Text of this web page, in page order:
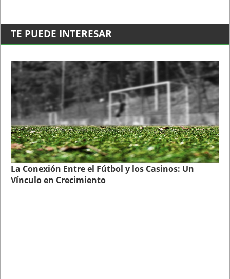
TE PUEDE INTERESAR
La Conexión Entre el Fútbol y los Casinos: Un
Vínculo en Crecimiento